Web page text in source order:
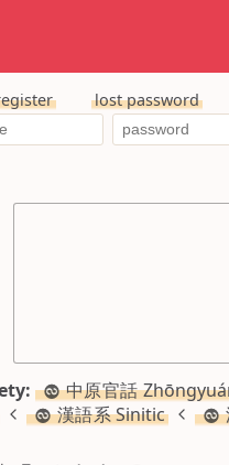
lost password
中原官話
漢語系 Sinitic